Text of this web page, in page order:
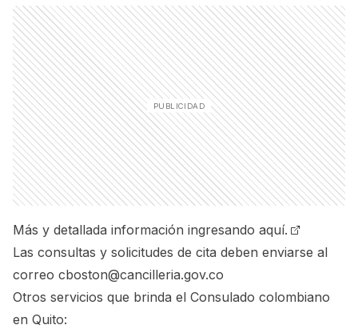
Más y detallada información ingresando aquí.
Las consultas y solicitudes de cita deben enviarse al
correo cboston@cancilleria.gov.co
Otros servicios que brinda el Consulado colombiano
en Quito: